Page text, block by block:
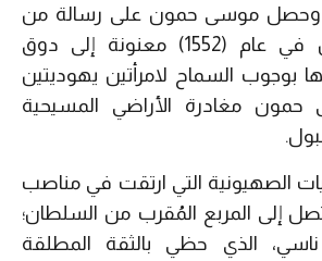
وحصل موسى حمون على رسالة من
السلطان سليمان في عام (1552) معنونة إلى دوق
بوجوب السماح لامرأتين يهوديتين
مغادرة الأراضي المسيحية
الصهيونية التي ارتقت في مناصب
إلى المربع المُقرب من السلطان؛
الذي حظي بالثقة المطلقة